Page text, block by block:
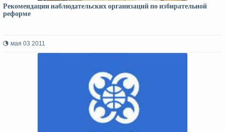
Рекомендации наблюдательских организаций по избирательной
реформе
мая 03 2011